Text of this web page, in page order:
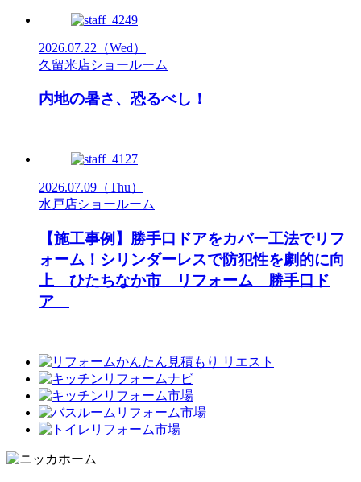
2026.07.22 （Wed）
久留米店ショールーム
内地の暑さ、恐るべし！
2026.07.09 （Thu）
水戸店ショールーム
【施工事例】勝手口ドアをカバー工法でリフ
ォーム！シリンダーレスで防犯性を劇的に向
上 ひたちなか市 リフォーム 勝手口ド
ア